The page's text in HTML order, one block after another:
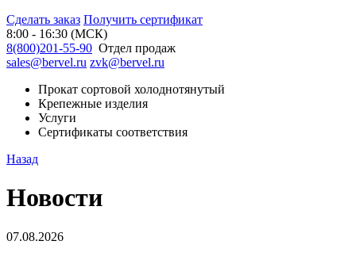
Сделать заказ Получить сертификат
8:00 - 16:30 (МСК)
8(800)201-55-90 Отдел продаж
sales@bervel.ru zvk@bervel.ru
Прокат сортовой холоднотянутый
Крепежные изделия
Услуги
Сертификаты соответствия
Назад
Новости
07.08.2026